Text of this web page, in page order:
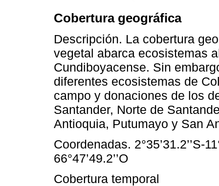
Cobertura geográfica
Descripción. La cobertura
vegetal abarca ecosistemas
Cundiboyacense. Sin
diferentes ecosistemas de
campo y donaciones de los
Santander, Norte de
Antioquia, Putumayo y San
Coordenadas. 2°35’31.2’’S-
66°47’49.2’’O
Cobertura temporal